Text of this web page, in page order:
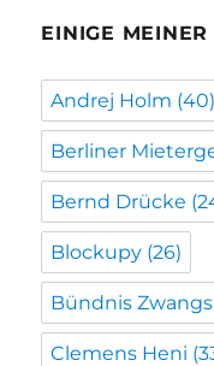
EINIGE MEINER
Andrej Holm (40)
Berliner
Bernd Drücke
Blockupy (26)
Bündnis
Clemens Heni